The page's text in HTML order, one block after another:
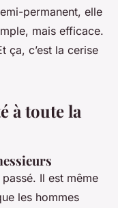
permanent, elle
mais efficace.
ça, c’est la cerise
à toute la
Il est même
les hommes